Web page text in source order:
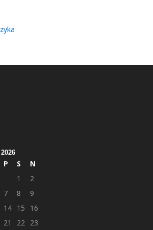
P S
N
1
2
7 8
9
14 15
16
21 22 23